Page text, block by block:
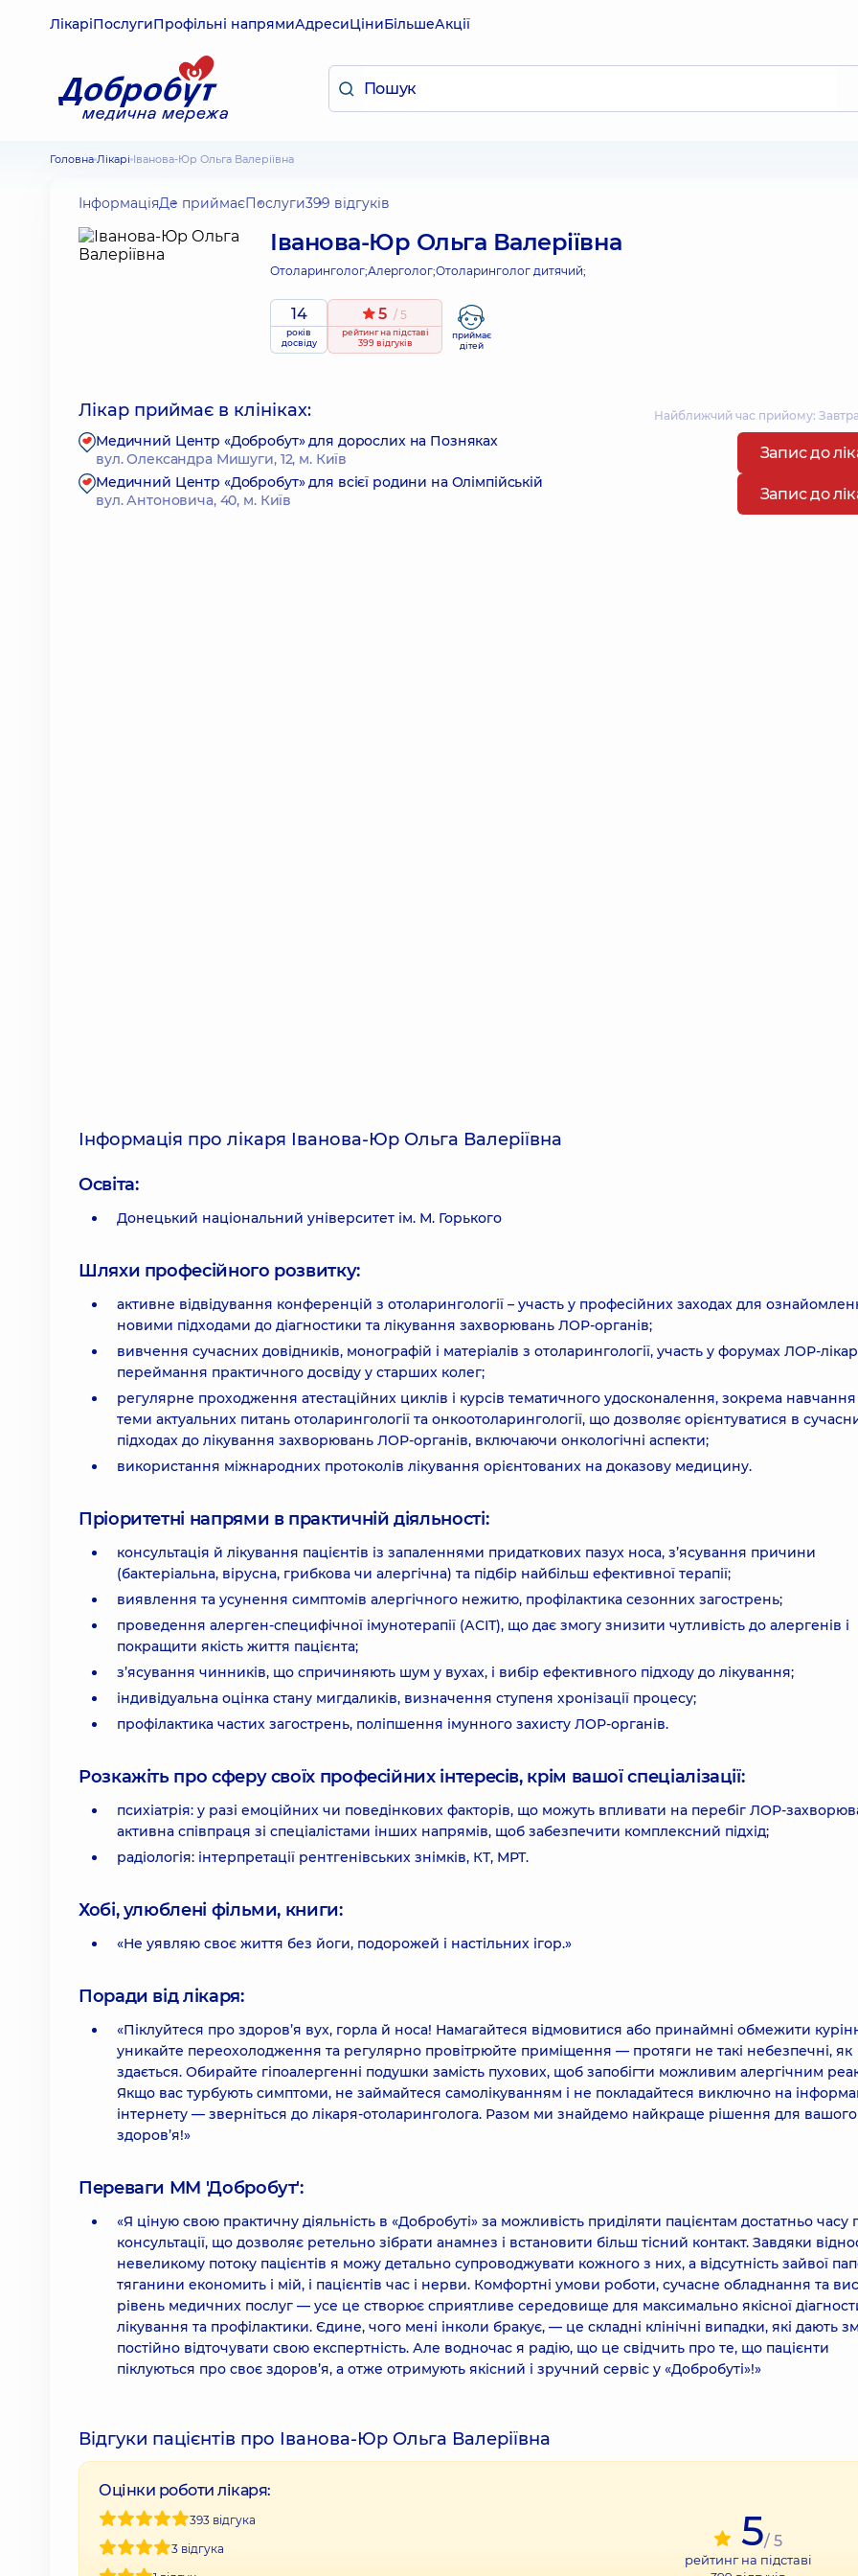
ЛікаріПослугиПрофільні напрямиАдресиЦіниБільшеАкції
Головна Лікарі Іванова-Юр Ольга Валеріївна
ІнформаціяДе приймаєПослуги399 відгуків
Іванова-Юр Ольга Валеріївна
Отоларинголог;Алерголог;Отоларинголог дитячий;
14
років
досвіду
5 / 5
рейтингна підставі
399 відгуків
приймає
дітей
Лікар приймає в клініках: Найближчий час прийому:
Медичний Центр «Добробут» для дорослих на Позняках
вул. Олександра Мишуги, 12, м. Київ
Запис до
Медичний Центр «Добробут» для всієї родини на Олімпійській
вул. Антоновича, 40, м. Київ
Запис до
Інформація про лікаря Іванова-Юр Ольга Валеріївна
Освіта:
Донецький національний університет ім. М. Горького
Шляхи професійного розвитку:
активне відвідування конференцій з отоларингології – участь у професійних заходах для
новими підходами до діагностики та лікування захворювань ЛОР-органів;
вивчення сучасних довідників, монографій і матеріалів з отоларингології, участь у форумах ЛОР-
переймання практичного досвіду у старших колег;
регулярне проходження атестаційних циклів і курсів тематичного удосконалення, зокрема
теми актуальних питань отоларингології та онкоотоларингології, що дозволяє орієнтуватися в
підходах до лікування захворювань ЛОР-органів, включаючи онкологічні аспекти;
використання міжнародних протоколів лікування орієнтованих на доказову медицину.
Пріоритетні напрями в практичній діяльності:
консультація й лікування пацієнтів із запаленнями придаткових пазух носа, з’ясування причини
(бактеріальна, вірусна, грибкова чи алергічна) та підбір найбільш ефективної терапії;
виявлення та усунення симптомів алергічного нежитю, профілактика сезонних загострень;
проведення алерген-специфічної імунотерапії (АСІТ), що дає змогу знизити чутливість до алергенів і
покращити якість життя пацієнта;
з’ясування чинників, що спричиняють шум у вухах, і вибір ефективного підходу до лікування;
індивідуальна оцінка стану мигдаликів, визначення ступеня хронізації процесу;
профілактика частих загострень, поліпшення імунного захисту ЛОР-органів.
Розкажіть про сферу своїх професійних інтересів, крім вашої спеціалізації:
психіатрія: у разі емоційних чи поведінкових факторів, що можуть впливати на перебіг ЛОР-
активна співпраця зі спеціалістами інших напрямів, щоб забезпечити комплексний підхід;
радіологія: інтерпретації рентгенівських знімків, КТ, МРТ.
Хобі, улюблені фільми, книги:
«Не уявляю своє життя без йоги, подорожей і настільних ігор.»
Поради від лікаря:
«Піклуйтеся про здоров’я вух, горла й носа! Намагайтеся відмовитися або принаймні обмежити
уникайте переохолодження та регулярно провітрюйте приміщення — протяги не такі небезпечні, як
здається. Обирайте гіпоалергенні подушки замість пухових, щоб запобігти можливим алергічним
Якщо вас турбують симптоми, не займайтеся самолікуванням і не покладайтеся виключно на
інтернету — зверніться до лікаря-отоларинголога. Разом ми знайдемо найкраще рішення для вашого
здоров’я!»
Переваги ММ 'Добробут':
«Я ціную свою практичну діяльність в «Добробуті» за можливість приділяти пацієнтам достатньо часу
консультації, що дозволяє ретельно зібрати анамнез і встановити більш тісний контакт. Завдяки
невеликому потоку пацієнтів я можу детально супроводжувати кожного з них, а відсутність зайвої
тяганини економить і мій, і пацієнтів час і нерви. Комфортні умови роботи, сучасне обладнання та
рівень медичних послуг — усе це створює сприятливе середовище для максимально якісної
лікування та профілактики. Єдине, чого мені інколи бракує, — це складні клінічні випадки, які дають
постійно відточувати свою експертність. Але водночас я радію, що це свідчить про те, що пацієнти
піклуються про своє здоров’я, а отже отримують якісний і зручний сервіс у «Добробуті»!»
Відгуки пацієнтів про Іванова-Юр Ольга Валеріївна
Оцінки роботи лікаря:
393 відгука
3 відгука
5/ 5
рейтинг на підставі